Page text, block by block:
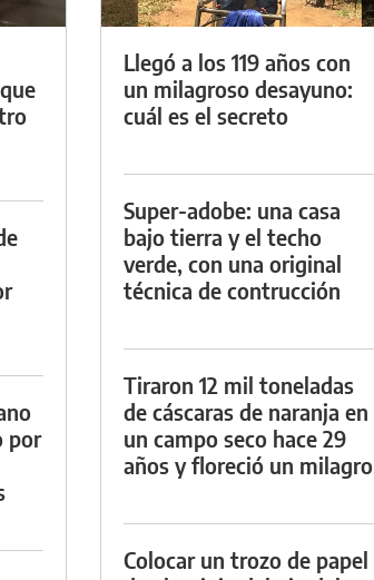
por
Llegó a los 119 años con
un milagroso desayuno:
cuál es el secreto
Super-adobe: una casa
bajo tierra y el techo
verde, con una original
técnica de contrucción
Tiraron 12 mil toneladas
de cáscaras de naranja en
un campo seco hace 29
años y floreció un milagro
Colocar un trozo de papel